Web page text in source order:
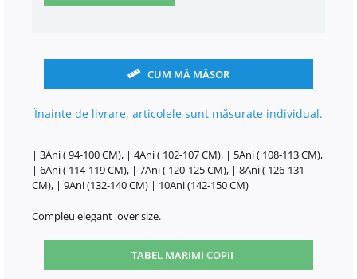
CUM MĂ MĂSOR
Înainte de livrare, articolele sunt măsurate individual.
| 3Ani ( 94-100 CM), | 4Ani ( 102-107 CM), | 5Ani ( 108-113 CM),
| 6Ani ( 114-119 CM), | 7Ani ( 120-125 CM), | 8Ani ( 126-131
CM), | 9Ani (132-140 CM) | 10Ani (142-150 CM)
Compleu elegant over size.
TABEL MARIMI COPII